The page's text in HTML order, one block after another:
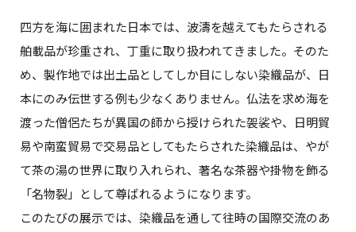
四方を海に囲まれた日本では、波濤を越えてもたらされる
舶載品が珍重され、丁重に取り扱われてきました。そのた
め、製作地では出土品としてしか目にしない染織品が、日
本にのみ伝世する例も少なくありません。仏法を求め海を
渡った僧侶たちが異国の師から授けられた袈裟や、日明貿
易や南蛮貿易で交易品としてもたらされた染織品は、やが
て茶の湯の世界に取り入れられ、著名な茶器や掛物を飾る
「名物裂」として尊ばれるようになります。
このたびの展示では、染織品を通して往時の国際交流のあ